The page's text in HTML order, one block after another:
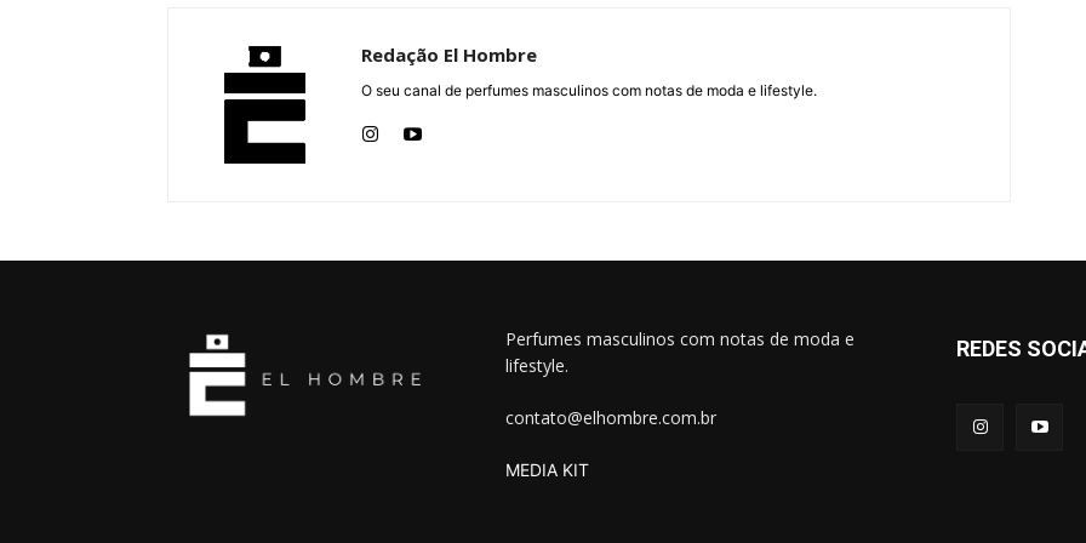
Redação El Hombre
O seu canal de perfumes masculinos com notas de moda e lifestyle.
Perfumes masculinos com notas de moda e
lifestyle.
contato@elhombre.com.br
MEDIA KIT
REDES